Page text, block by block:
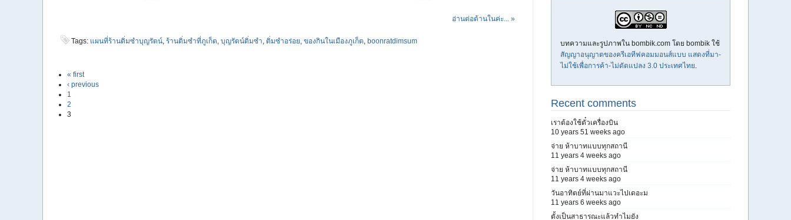
อ่านต่อด้านในค่ะ... »
Tags: แผนที่ร้านติ่มซำบุญรัตน์, ร้านติ่มซำที่ภูเก็ต, บุญรัตน์ติ่มซำ, ติ่มซำอร่อย, ของกินในเมืองภูเก็ต, boonratdimsum
« first
‹ previous
1
2
3
บทความและรูปภาพใน bombik.com โดย bombik ใช้
สัญญาอนุญาตของครีเอทีฟคอมมอนส์แบบ แสดงที่มา-
ไม่ใช้เพื่อการค้า-ไม่ดัดแปลง 3.0 ประเทศไทย.
Recent comments
เราต้องใช้ตั๋วเครื่องบิน
10 years 51 weeks ago
จ่าย ห้าบาทแบบทุกสถานี
11 years 4 weeks ago
จ่าย ห้าบาทแบบทุกสถานี
11 years 4 weeks ago
วันอาทิตย์ที่ผ่านมาแวะไปเดอะม
11 years 6 weeks ago
ตั้งเป็นสาธารณะแล้วทำไมยัง